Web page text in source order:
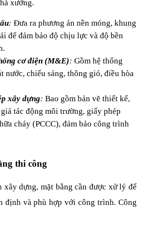
xưởng.
: Đưa ra phương án nền móng, khung
để đảm bảo độ chịu lực và độ bền
cơ điện (M&E): Gồm hệ thống
nước, chiếu sáng, thông gió, điều hòa
xây dựng: Bao gồm bản vẽ thiết kế,
tác động môi trường, giấy phép
cháy (PCCC), đảm bảo công trình
thi công
xây dựng, mặt bằng cần được xử lý để
định và phù hợp với công trình. Công